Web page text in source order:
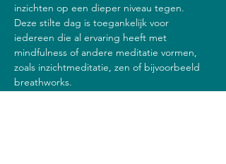
inzichten op een dieper niveau tegen.
Deze stilte dag is toegankelijk voor
iedereen die al ervaring heeft met
mindfulness of andere meditatie vormen,
zoals inzichtmeditatie, zen of bijvoorbeeld
breathworks.